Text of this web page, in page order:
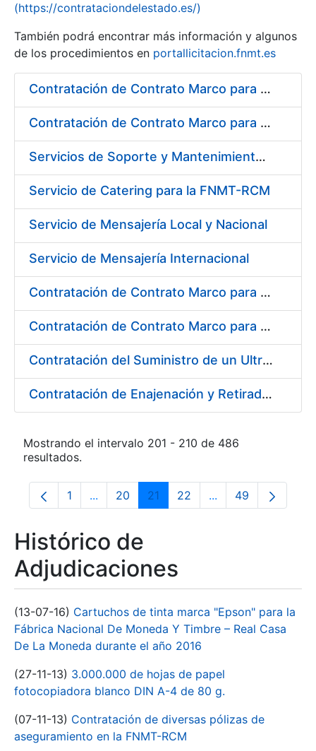
(https://contrataciondelestado.es/)
También podrá encontrar más información y algunos
de los procedimientos en portallicitacion.fnmt.es
Contratación de Contrato Marco para el Suministro de Material de Fontanería y Repuestos de Aire Acondicionado, bienio 2018-2019
Contratación de Contrato Marco para el Suministro de Material de Ferretería, Bienio 2018-2019
Servicios de Soporte y Mantenimiento de Licencias de Software IBM para Fábrica Nacional de Moneda y Timbre-Real Casa de la Moneda (FNMT-RCM)
Servicio de Catering para la FNMT-RCM
Servicio de Mensajería Local y Nacional
Servicio de Mensajería Internacional
Contratación de Contrato Marco para el Suministro de Material de Electricidad e Iluminación, Bienio 2018-2019
Contratación de Contrato Marco para el Suministro de Material de Transmisiones, Rodamientos y Estanqueidad, Bienio 2018-2019
Contratación del Suministro de un Ultramicrodurómetro
Contratación de Enajenación y Retirada de Recortes Sobrantes y Desperdicios de Papel Impreso y No Impreso durante 2018
Mostrando el intervalo 201 - 210 de 486
resultados.
Página
1 ...Páginas intermedias Use TAB para
Página
20 Página
21 Página
22 ...PáginasPágina
49
Histórico de
Adjudicaciones
(13-07-16) Cartuchos de tinta marca "Epson" para la
Fábrica Nacional De Moneda Y Timbre – Real Casa
De La Moneda durante el año 2016
(27-11-13) 3.000.000 de hojas de papel
fotocopiadora blanco DIN A-4 de 80 g.
(07-11-13) Contratación de diversas pólizas de
aseguramiento en la FNMT-RCM